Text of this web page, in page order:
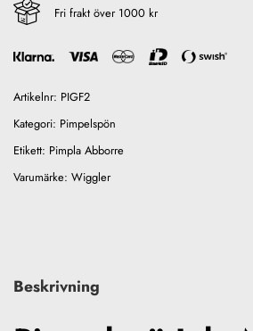
Fri frakt över 1000 kr
Artikelnr: PIGF2
Kategori: Pimpelspön
Etikett: Pimpla Abborre
Varumärke: Wiggler
Beskrivning